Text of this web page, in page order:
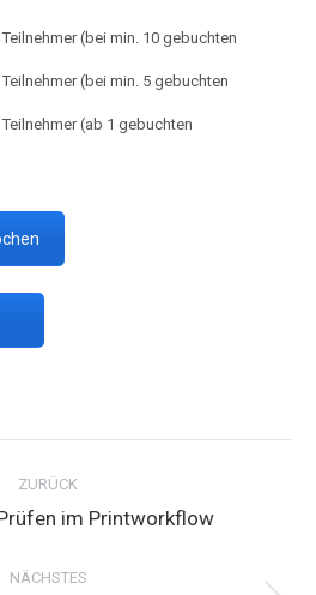
(bei min. 10 gebuchten
(bei min. 5 gebuchten
(ab 1 gebuchten
ZURÜCK
Previous
im Printworkflow
NÄCHSTES